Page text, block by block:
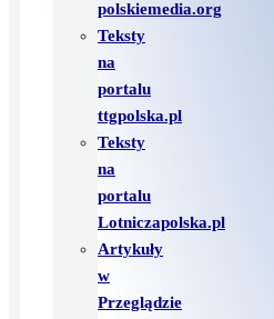
polskiemedia.org
Teksty
na
portalu
ttgpolska.pl
Teksty
na
portalu
Lotniczapolska.pl
Artykuły
w
Przeglądzie